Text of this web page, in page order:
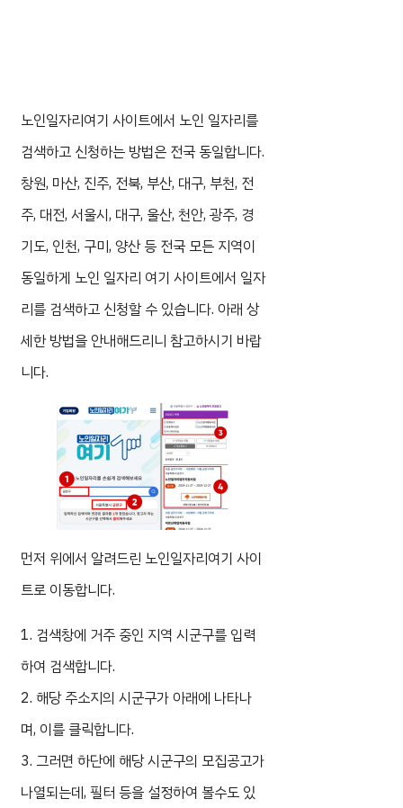
노인일자리여기 사이트에서 노인 일자리를
검색하고 신청하는 방법은 전국 동일합니다.
창원, 마산, 진주, 전북, 부산, 대구, 부천, 전
주, 대전, 서울시, 대구, 울산, 천안, 광주, 경
기도, 인천, 구미, 양산 등 전국 모든 지역이
동일하게 노인 일자리 여기 사이트에서 일자
리를 검색하고 신청할 수 있습니다. 아래 상
세한 방법을 안내해드리니 참고하시기 바랍
니다.
먼저 위에서 알려드린 노인일자리여기 사이
트로 이동합니다.
1. 검색창에 거주 중인 지역 시군구를 입력
하여 검색합니다.
2. 해당 주소지의 시군구가 아래에 나타나
며, 이를 클릭합니다.
3. 그러면 하단에 해당 시군구의 모집공고가
나열되는데, 필터 등을 설정하여 볼수도 있